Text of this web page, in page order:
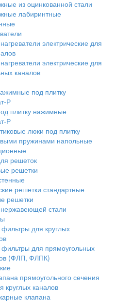
из оцинкованной стали
лабиринтные
электрические для
электрические для
каналов
под плитку
Р
плитку нажимные
Р
люки под плитку
пружинами напольные
решеток
решетки
решетки стандартные
решетки
стали
для круглых
для прямоугольных
(ФЛП, ФЛПК)
прямоугольного сечения
круглых каналов
клапана